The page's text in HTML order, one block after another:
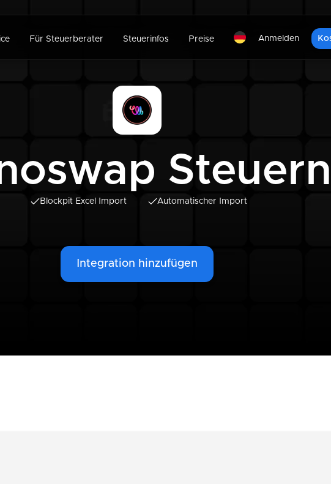
Für Steuerberater Steuerinfos Preise Anmelden
Steuern
Blockpit Excel Import Automatischer Import
Integration hinzufügen